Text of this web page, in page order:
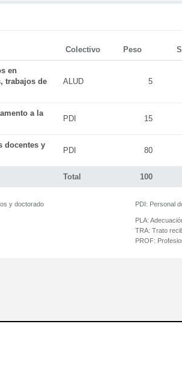
Colectivo Peso
Total 100
en
trabajos de
ALUD 5
a la
PDI 15
docentes y
PDI 80
y doctorado PDI: Personal
PLA:
TRA: Trato
PROF: